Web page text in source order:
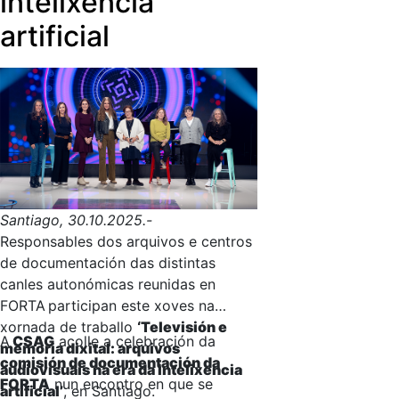
artificial
Santiago, 30.10.2025.-
Responsables dos arquivos e centros
de documentación das distintas
canles autonómicas reunidas en
FORTA participan este xoves na
xornada de traballo ‘Televisión e
memoria dixital: arquivos
audiovisuais na era da intelixencia
artificial’, en Santiago.
A CSAG acolle a celebración da
comisión de documentación da
FORTA nun encontro en que se